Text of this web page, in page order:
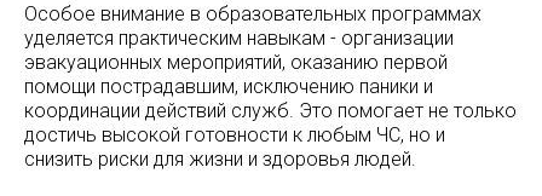
Особое внимание в образовательных программах
уделяется практическим навыкам - организации
эвакуационных мероприятий, оказанию первой
помощи пострадавшим, исключению паники и
координации действий служб. Это помогает не только
достичь высокой готовности к любым ЧС, но и
снизить риски для жизни и здоровья людей.